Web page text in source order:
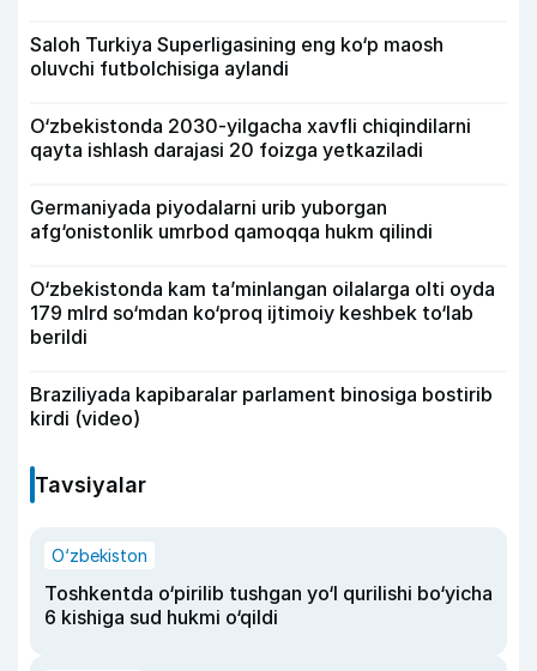
Saloh Turkiya Superligasining eng ko‘p maosh
oluvchi futbolchisiga aylandi
O‘zbekistonda 2030-yilgacha xavfli chiqindilarni
qayta ishlash darajasi 20 foizga yetkaziladi
Germaniyada piyodalarni urib yuborgan
afg‘onistonlik umrbod qamoqqa hukm qilindi
O‘zbekistonda kam ta’minlangan oilalarga olti oyda
179 mlrd so‘mdan ko‘proq ijtimoiy keshbek to‘lab
berildi
Braziliyada kapibaralar parlament binosiga bostirib
kirdi (video)
Tavsiyalar
O‘zbekiston
Toshkentda o‘pirilib tushgan yo‘l qurilishi bo‘yicha
6 kishiga sud hukmi o‘qildi